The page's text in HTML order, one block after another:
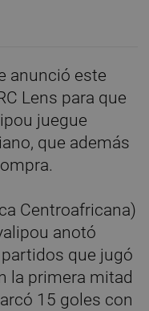
anunció este
Lens para que
juegue
que además
Centroafricana)
anotó
que jugó
la primera mitad
15 goles con